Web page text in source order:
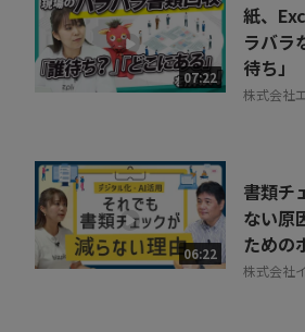
07:22
紙、
ラバラ
待ち」
株式会社
06:22
書類チ
ない原
ための
株式会社